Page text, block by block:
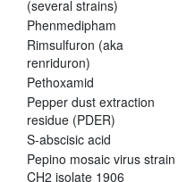
(several strains)
Phenmedipham
Rimsulfuron (aka
renriduron)
Pethoxamid
Pepper dust extraction
residue (PDER)
S-abscisic acid
Pepino mosaic virus strain
CH2 isolate 1906